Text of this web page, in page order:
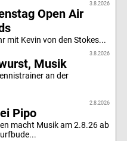
3.8.2026
Open Air
mit Kevin von den Stokes...
3.8.2026
Musik
an der
2.8.2026
Pipo
macht Musik am 2.8.26 ab